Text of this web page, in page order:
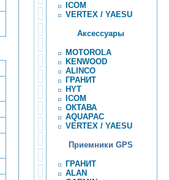
ICOM
VERTEX / YAESU
Аксессуары
MOTOROLA
KENWOOD
ALINCO
ГРАНИТ
HYT
ICOM
ОКТАВА
AQUAPAC
VERTEX / YAESU
Приемники GPS
ГРАНИТ
ALAN